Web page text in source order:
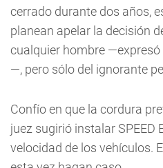
cerrado durante dos años,
planean apelar la decisión
cualquier hombre
—, pero sólo del ignorante
Confío en que la cordura
juez sugirió instalar SPEED
velocidad de los vehículos.